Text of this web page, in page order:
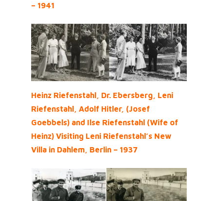
– 1941
Heinz Riefenstahl, Dr. Ebersberg, Leni
Riefenstahl, Adolf Hitler, (Josef
Goebbels) and Ilse Riefenstahl (Wife of
Heinz) Visiting Leni Riefenstahl’s New
Villa in Dahlem, Berlin – 1937